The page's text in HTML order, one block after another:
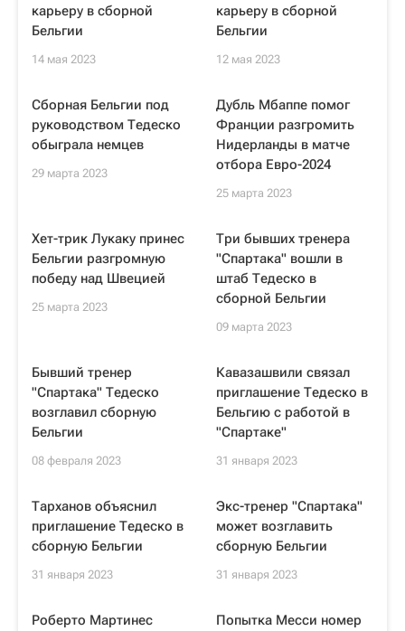
карьеру в сборной
Бельгии
14 мая 2023
карьеру в сборной
Бельгии
12 мая 2023
Сборная Бельгии под
руководством Тедеско
обыграла немцев
29 марта 2023
Дубль Мбаппе помог
Франции разгромить
Нидерланды в матче
отбора Евро-2024
25 марта 2023
Хет-трик Лукаку принес
Бельгии разгромную
победу над Швецией
25 марта 2023
Три бывших тренера
"Спартака" вошли в
штаб Тедеско в
сборной Бельгии
09 марта 2023
Бывший тренер
"Спартака" Тедеско
возглавил сборную
Бельгии
08 февраля 2023
Кавазашвили связал
приглашение Тедеско в
Бельгию с работой в
"Спартаке"
31 января 2023
Тарханов объяснил
приглашение Тедеско в
сборную Бельгии
31 января 2023
Экс-тренер "Спартака"
может возглавить
сборную Бельгии
31 января 2023
Роберто Мартинес
Попытка Месси номер